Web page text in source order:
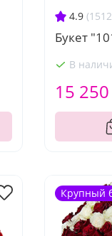
4.9
Букет
В
15
Крупный